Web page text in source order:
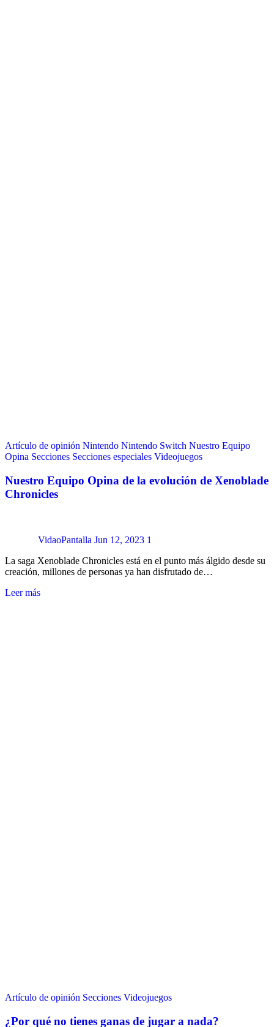
Artículo de opinión Nintendo Nintendo Switch Nuestro Equipo
Opina Secciones Secciones especiales Videojuegos
Nuestro Equipo Opina de la evolución de Xenoblade
Chronicles
VidaoPantalla Jun 12, 2023 1
La saga Xenoblade Chronicles está en el punto más álgido desde su
creación, millones de personas ya han disfrutado de…
Leer más
Artículo de opinión Secciones Videojuegos
¿Por qué no tienes ganas de jugar a nada?